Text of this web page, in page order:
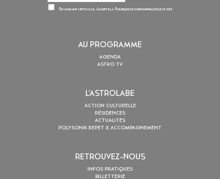
En cochant cette case, j’accepte la Politique de confidentialitéde ce site
AU PROGRAMME
AGENDA
ASTRO TV
L’ASTROLABE
ACTION CULTURELLE
RÉSIDENCES
ACTUALITÉS
POLYSONIK REPET & ACCOMPAGNEMENT
RETROUVEZ-NOUS
INFOS PRATIQUES
BILLETTERIE